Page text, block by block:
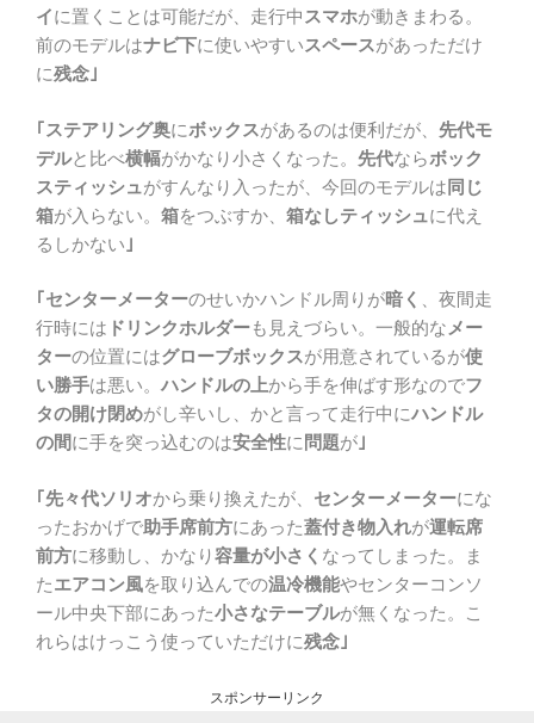
イに置くことは可能だが、走行中 スマホが動きまわる。
前のモデルはナビ下に使いやすいスペースがあっただけ
に残念｣
｢ステアリング奥にボックスがあるのは便利だが、 先代モ
デルと比べ横幅がかなり小さくなった。 先代ならボック
スティッシュがすんなり入ったが、今回のモデルは 同じ
箱が入らない。 箱をつぶすか、 箱なしティッシュに代え
るしかない ｣
｢センターメーターのせいかハンドル周りが暗く
、夜間走
行時には ドリンクホルダーも見えづらい。一般的な メー
ターの位置にはグローブボックスが用意されているが使
い勝手は悪い。 ハンドルの上から手を伸ばす形なのでフ
タの開け閉めがし辛いし、かと言って走行中にハンドル
の間に手を突っ込むのは安全性に 問題が ｣
｢先々代ソリオから乗り換えたが、 センターメーターにな
ったおかげで助手席前方にあった蓋付き物入れが運転席
前方に移動し、かなり 容量が小さく なってしまった。ま
たエアコン風を取り込んでの温冷機能やセンターコンソ
ール中央下部にあった小さなテーブルが無くなった。こ
れらはけっこう使っていただけに残念｣
スポンサーリンク